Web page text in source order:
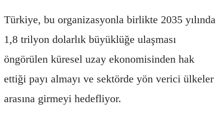
Türkiye, bu organizasyonla birlikte 2035 yılında
1,8 trilyon dolarlık büyüklüğe ulaşması
öngörülen küresel uzay ekonomisinden hak
ettiği payı almayı ve sektörde yön verici ülkeler
arasına girmeyi hedefliyor.